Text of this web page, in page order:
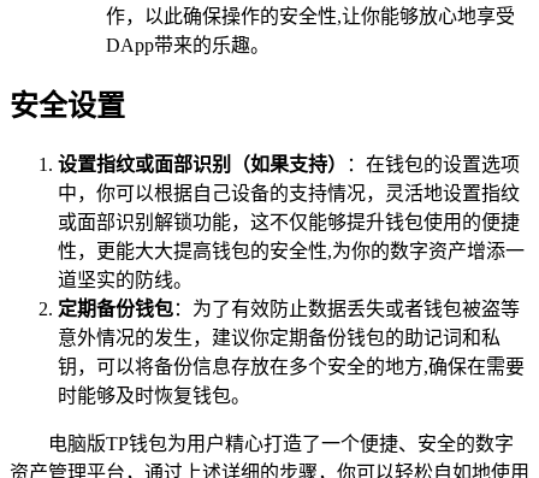
作，以此确保操作的安全性,让你能够放心地享受
DApp带来的乐趣。
安全设置
设置指纹或面部识别（如果支持）
：在钱包的设置选项
中，你可以根据自己设备的支持情况，灵活地设置指纹
或面部识别解锁功能，这不仅能够提升钱包使用的便捷
性，更能大大提高钱包的安全性,为你的数字资产增添一
道坚实的防线。
定期备份钱包：为了有效防止数据丢失或者钱包被盗等
意外情况的发生，建议你定期备份钱包的助记词和私
钥，可以将备份信息存放在多个安全的地方,确保在需要
时能够及时恢复钱包。
电脑版TP钱包为用户精心打造了一个便捷、安全的数字
资产管理平台，通过上述详细的步骤，你可以轻松自如地使用